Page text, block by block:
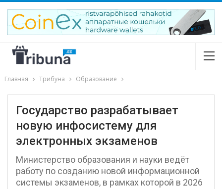
Главная Трибуна Образование
Государство разрабатывает
новую инфосистему для
электронных экзаменов
Министерство образования и науки ведёт
работу по созданию новой информационной
системы экзаменов, в рамках которой в 2026